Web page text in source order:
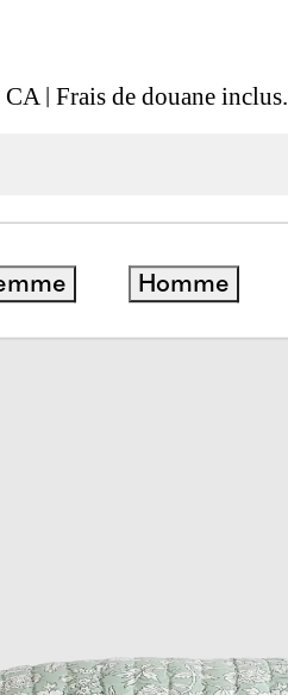
| Frais de douane inclus.
Homme